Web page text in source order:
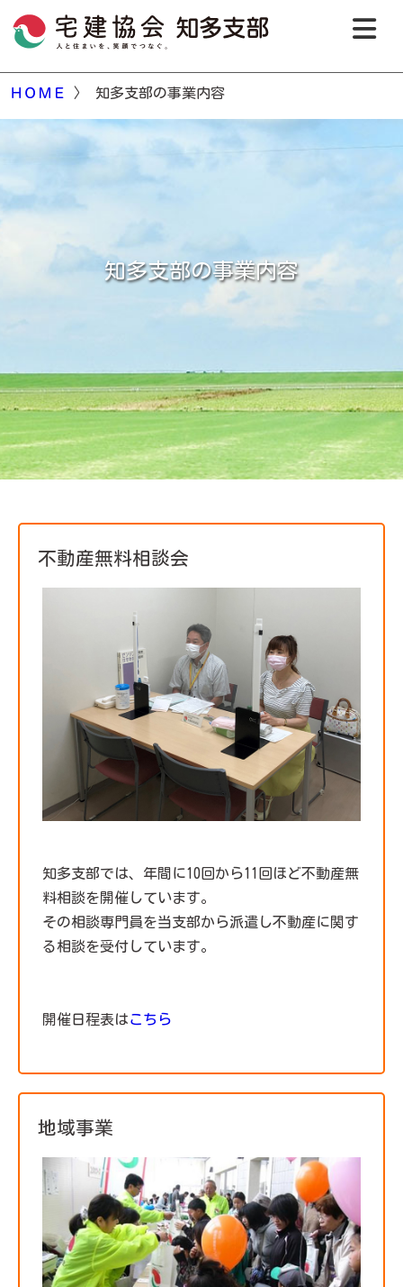
ＨＯＭＥ 〉 知多支部の事業内容
知多支部の事業内容
不動産無料相談会
知多支部では、年間に10回から11回ほど不動産無
料相談を開催しています。
その相談専門員を当支部から派遣し不動産に関す
る相談を受付しています。
開催日程表はこちら
地域事業